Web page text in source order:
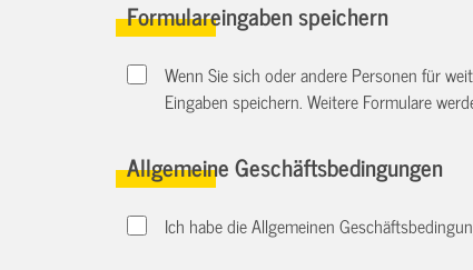
Formulareingaben speichern
Wenn Sie sich oder andere Personen für
Eingaben speichern. Weitere Formulare
Allgemeine Geschäftsbedingungen
Ich habe die Allgemeinen